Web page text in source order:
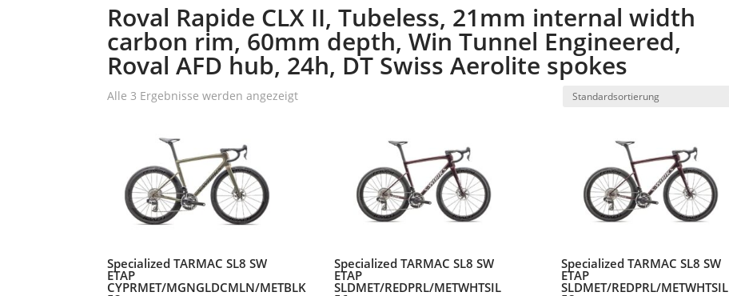
Roval Rapide CLX II, Tubeless, 21mm internal width
carbon rim, 60mm depth, Win Tunnel Engineered,
Roval AFD hub, 24h, DT Swiss Aerolite spokes
Alle 3 Ergebnisse werden angezeigt
Specialized TARMAC SL8 SW
ETAP
CYPRMET/MGNGLDCMLN/METBLK
Specialized TARMAC SL8 SW
ETAP
SLDMET/REDPRL/METWHTSIL
Specialized TARMAC SL8 SW
ETAP
SLDMET/REDPRL/METWHTSIL